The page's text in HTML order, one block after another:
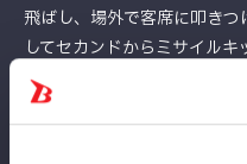
飛ばし、場外で客席に叩き
してセカンドからミサイル
プ伝いに立ち上がろうとす
しにサーフボードストレッ